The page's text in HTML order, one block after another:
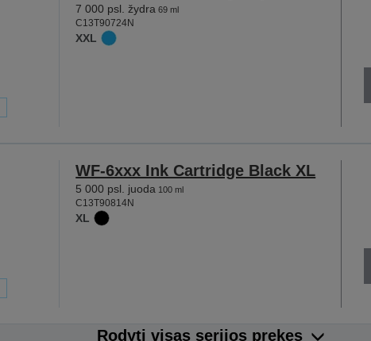
7 000 psl. žydra 69 ml
C13T90724N
XXL
WF-6xxx Ink Cartridge Black XL
5 000 psl. juoda 100 ml
C13T90814N
XL
Rodyti visas serijos prekes